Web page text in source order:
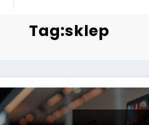
Tag:sklep